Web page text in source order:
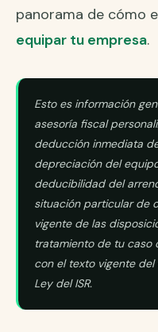
panorama de cómo
equipar tu empresa.
Esto es información
asesoría fiscal
deducción inmediata
depreciación del
deducibilidad del
situación particular de
vigente de las
tratamiento de tu caso
con el texto vigente
Ley del ISR.